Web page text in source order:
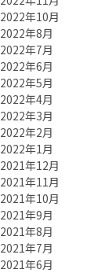
2022年10月
2022年8月
2022年7月
2022年6月
2022年5月
2022年4月
2022年3月
2022年2月
2022年1月
2021年12月
2021年11月
2021年10月
2021年9月
2021年8月
2021年7月
2021年6月